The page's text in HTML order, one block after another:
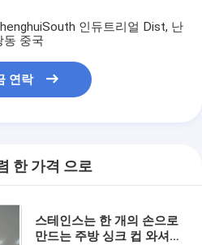
인듀트리얼 Dist, 난
동 중국
연락
한 가격 으로
스테인스는 한 개의 손으로
만드는 주방 싱크 컵 와셔